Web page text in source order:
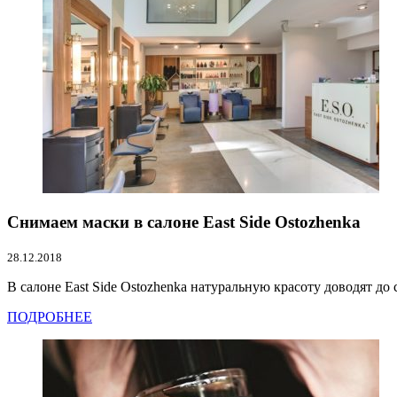
Снимаем маски в салоне East Side Ostozhenka
28.12.2018
В салоне East Side Ostozhenka натуральную красоту доводят до
ПОДРОБНЕЕ